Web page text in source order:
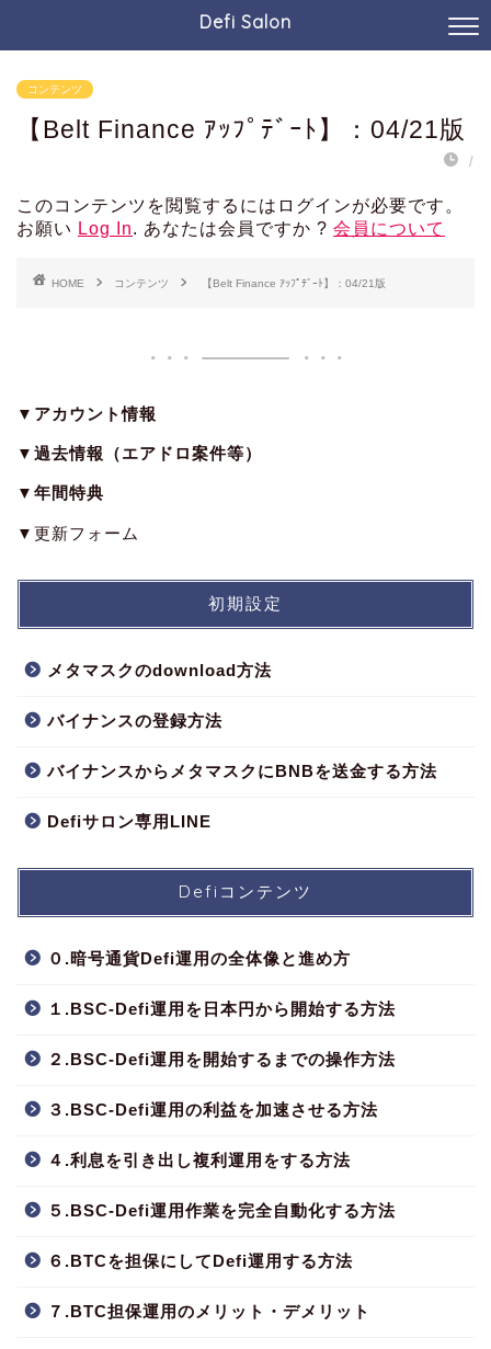
Defi Salon
コンテンツ
【Belt Finance ｱｯﾌﾟﾃﾞｰﾄ】：04/21版
/
このコンテンツを閲覧するにはログインが必要です。
お願い Log In. あなたは会員ですか ? 会員について
HOME コンテンツ 【Belt Finance ｱｯﾌﾟﾃﾞｰﾄ】：04/21版
▼アカウント情報
▼過去情報（エアドロ案件等）
▼年間特典
▼更新フォーム
初期設定
メタマスクのdownload方法
バイナンスの登録方法
バイナンスからメタマスクにBNBを送金する方法
Defiサロン専用LINE
Defiコンテンツ
０.暗号通貨Defi運用の全体像と進め方
１.BSC-Defi運用を日本円から開始する方法
２.BSC-Defi運用を開始するまでの操作方法
３.BSC-Defi運用の利益を加速させる方法
４.利息を引き出し複利運用をする方法
５.BSC-Defi運用作業を完全自動化する方法
６.BTCを担保にしてDefi運用する方法
７.BTC担保運用のメリット・デメリット